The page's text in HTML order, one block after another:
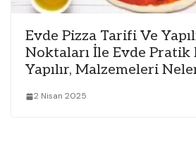
Evde Pizza Tarifi Ve
Noktaları İle Evde Pratik
Yapılır, Malzemeleri
2 Nisan 2025